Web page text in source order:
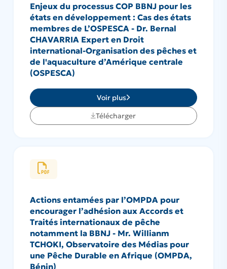
Enjeux du processus COP BBNJ pour les
états en développement : Cas des états
membres de L’OSPESCA - Dr. Bernal
CHAVARRIA Expert en Droit
international-Organisation des pêches et
de l'aquaculture d’Amérique centrale
(OSPESCA)
Voir plus
Télécharger
Actions entamées par l’OMPDA pour
encourager l’adhésion aux Accords et
Traités internationaux de pêche
notamment la BBNJ - Mr. Willianm
TCHOKI, Observatoire des Médias pour
une Pêche Durable en Afrique (OMPDA,
Bénin)